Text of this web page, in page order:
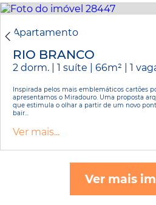
Apartamento
RIO BRANCO
2 dorm. | 1 suíte | 66m² | 1
Inspirada pelos mais emblemáticos cartões
apresentamos o Miradouro. Uma proposta
que estimula o olhar a partir de um novo
bair...
Ver mais...
Ver mais